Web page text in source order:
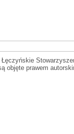
objęte prawem